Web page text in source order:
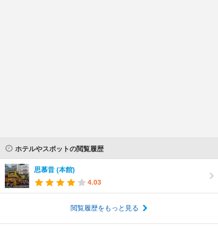
ホテルやスポットの閲覧履歴
思慕昔 (本館)
4.03
閲覧履歴をもっと見る